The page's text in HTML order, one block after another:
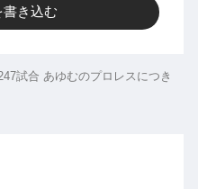
書き込む
試合 あゆむのプロレスにつき